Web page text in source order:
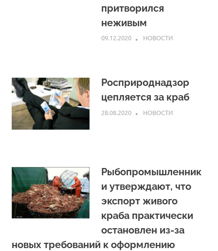
притворился
неживым
09.12.2020 ARPP
НОВОСТИ
Росприроднадзор
цепляется за краб
28.08.2020 ARPP
НОВОСТИ
Рыбопромышленник
и утверждают, что
экспорт живого
краба практически
остановлен из-за
новых требований к оформлению